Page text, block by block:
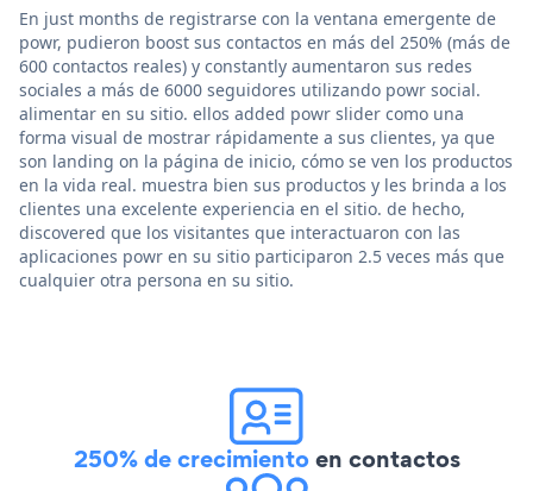
En just months de registrarse con la ventana emergente de
powr, pudieron boost sus contactos en más del 250% (más de
600 contactos reales) y constantly aumentaron sus redes
sociales a más de 6000 seguidores utilizando powr social.
alimentar en su sitio. ellos added powr slider como una
forma visual de mostrar rápidamente a sus clientes, ya que
son landing on la página de inicio, cómo se ven los productos
en la vida real. muestra bien sus productos y les brinda a los
clientes una excelente experiencia en el sitio. de hecho,
discovered que los visitantes que interactuaron con las
aplicaciones powr en su sitio participaron 2.5 veces más que
cualquier otra persona en su sitio.
250% de crecimientoen contactos